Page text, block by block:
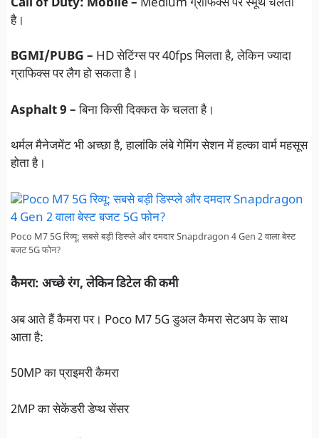
Call of Duty: Mobile – Medium ग्राफिक्स पर स्मूथ चलता
है।
BGMI/PUBG – HD सेटिंग्स पर 40fps मिलता है, लेकिन ज्यादा
ग्राफिक्स पर लैग हो सकता है।
Asphalt 9 –बिना किसी दिक्कत के चलता है।
थर्मल मैनेजमेंट भी अच्छा है, हालांकि लंबे गेमिंग सेशन में हल्का वार्म महसूस
होता है।
Poco M7 5G रिव्यू: सबसे बड़ी डिस्प्ले और दमदार Snapdragon 4 Gen 2 वाला बेस्ट
बजट 5G फोन?
कैमरा: अच्छे रंग, लेकिन डिटेल की कमी
अब आते हैं कैमरा पर। Poco M7 5G डुअल कैमरा सेटअप के साथ
आता है:
50MP का प्राइमरी कैमरा
2MP का सेकेंडरी डेप्थ सेंसर